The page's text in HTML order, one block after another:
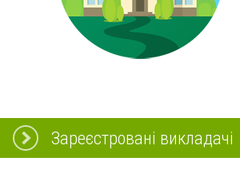
Зареєстровані викладачі